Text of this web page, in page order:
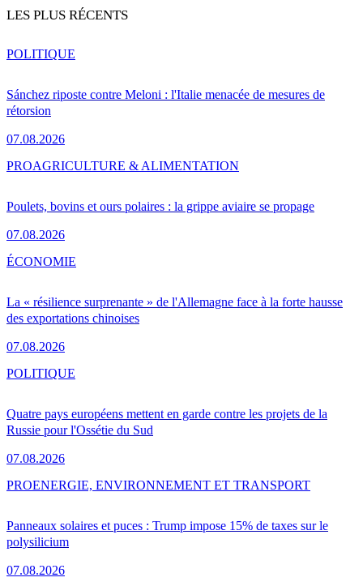
LES PLUS RÉCENTS
Sánchez riposte contre Meloni : l'Italie menacée de mesures de
rétorsion
07.08.2026
POLITIQUE
Poulets, bovins et ours polaires : la grippe aviaire se propage
07.08.2026
PROAGRICULTURE & ALIMENTATION
La « résilience surprenante » de l'Allemagne face à la forte hausse
des exportations chinoises
07.08.2026
ÉCONOMIE
Quatre pays européens mettent en garde contre les projets de la
Russie pour l'Ossétie du Sud
07.08.2026
POLITIQUE
Panneaux solaires et puces : Trump impose 15% de taxes sur le
polysilicium
07.08.2026
PROENERGIE, ENVIRONNEMENT ET TRANSPORT